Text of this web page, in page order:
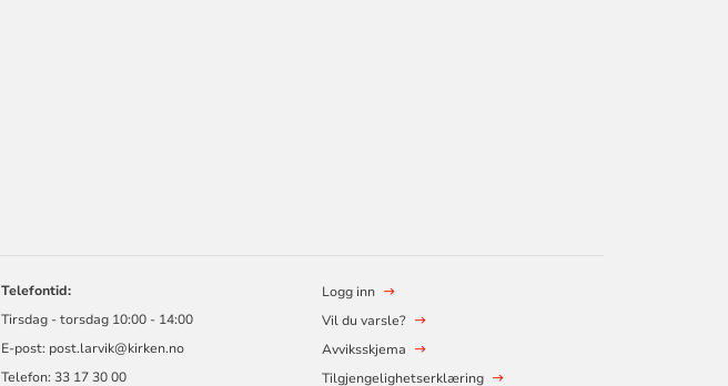
Telefontid:
Tirsdag - torsdag 10:00 - 14:00
E-post: post.larvik@kirken.no
Telefon: 33 17 30 00
Logg inn
Vil du varsle?
Avviksskjema
Tilgjengelighetserklæring